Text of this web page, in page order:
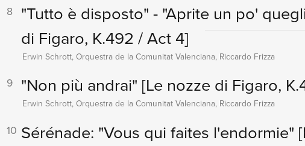
8 "Tutto è disposto" - "Aprite un po'
di Figaro, K.492 / Act 4]
Erwin Schrott, Orquestra de la Comunitat Valenciana, Riccardo Frizza
9 "Non più andrai" [Le nozze di Figaro,
Erwin Schrott, Orquestra de la Comunitat Valenciana, Riccardo Frizza
10 Sérénade: "Vous qui faites l'endormie"